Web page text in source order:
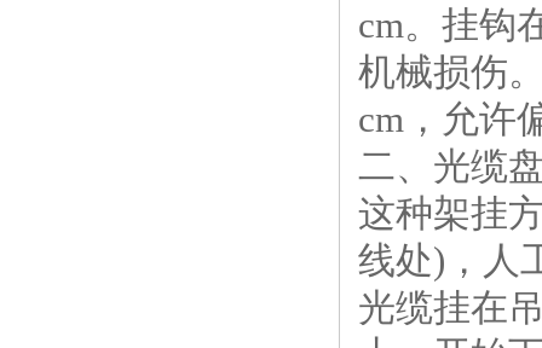
cm。挂钩
机械损伤
cm，允许
二、光缆
这种架挂
线处)，人
光缆挂在